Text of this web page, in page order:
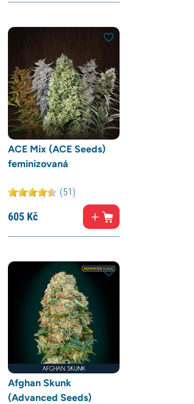
ACE Mix (ACE Seeds)
feminizovaná
(51)
605Kč
Afghan Skunk
(Advanced Seeds)